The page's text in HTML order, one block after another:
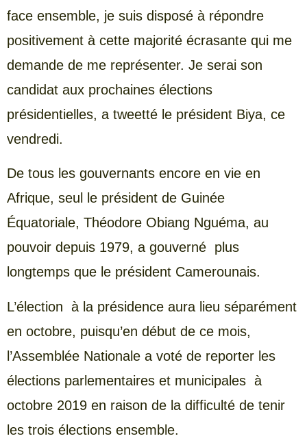
face ensemble, je suis disposé à répondre
positivement à cette majorité écrasante qui me
demande de me représenter. Je serai son
candidat aux prochaines élections
présidentielles, a tweetté le président Biya, ce
vendredi.
De tous les gouvernants encore en vie en
Afrique, seul le président de Guinée
Équatoriale, Théodore Obiang Nguéma, au
pouvoir depuis 1979, a gouverné plus
longtemps que le président Camerounais.
L’élection à la présidence aura lieu séparément
en octobre, puisqu’en début de ce mois,
l’Assemblée Nationale a voté de reporter les
élections parlementaires et municipales à
octobre 2019 en raison de la difficulté de tenir
les trois élections ensemble.